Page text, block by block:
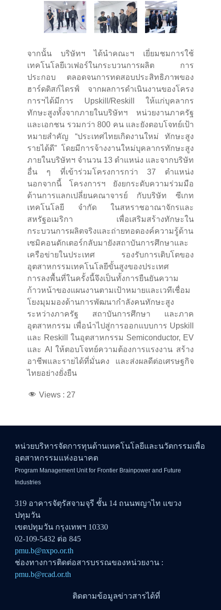
จากนั้น บริษัทฯ ได้นำคณะฯ เยี่ยมชมการใช้
เทคโนโลยีเวเฟอร์ในกระบวนการผลิต การ
ประกอบ ตลอดจนการทดสอบประสิทธิภาพของ
ฮาร์ดดิสก์ไดรฟ์ จากผลการดำเนินงานของโครง
การฯได้มีการ Upskill/Reskill ให้แก่บุคลากร
ทักษะสูงทั้งจากภายในบริษัทฯ หน่วยงานภาครัฐ
และเอกชน รวมกว่า 800 คน และยังตอบโจทย์เป้า
หมายสำคัญ “ประเทศไทยเกิดงานใหม่ ทักษะสูง
รายได้ดี” โดยมีการจ้างงานใหม่บุคลากรทักษะสูง
ภายในบริษัทฯ จำนวน 13 ตำแหน่ง และจากบริษัท
อื่น ๆ ที่เข้าร่วมโครงการกว่า 37 ตำแหน่ง
นอกจากนี้ โครงการฯ ยังยกระดับความร่วมมือ
ด้านการแลกเปลี่ยนคณาจารย์ กับบริษัท ซีเกท
เทคโนโลยี จำกัด ในสหราชอาณาจักรและ
สหรัฐอเมริกา เพื่อเสริมสร้างทักษะใน
กระบวนการผลิตจริงและถ่ายทอดองค์ความรู้ด้าน
เซมิคอนดักเตอร์กลับมายังสถาบันการศึกษาและ
เครือข่ายในประเทศ รองรับการเติบโตของ
อุตสาหกรรมเทคโนโลยีขั้นสูงของประเทศ
การลงพื้นที่ในครั้งนี้จึงเป็นทั้งการยืนยันความ
ก้าวหน้าของแผนงานตามเป้าหมายและเวทีเชื่อม
โยงมุมมองด้านการพัฒนากำลังคนทักษะสูง
ระหว่างภาครัฐ สถาบันการศึกษา และภาค
อุตสาหกรรม เพื่อนำไปสู่การออกแบบการ Upskill
และ Reskill ในอุตสาหกรรม Semiconductor, EV
และ AI ให้ตอบโจทย์ความต้องการแรงงาน สร้าง
อาชีพและรายได้ที่มั่นคง และส่งผลดีต่อเศรษฐกิจ
ไทยอย่างยั่งยืน
Views : 27
หน่วยบริหารจัดการทุนด้านเทคโนโลยีและนวัตกรรมเพื่อ
อุตสาหกรรมแห่งอนาคต
Program Management Unit for Frontier Brainpower and Future
Industries
319 อาคารจัตุรัสจามจุรี ชั้น 14 ถนนพญาไท แขวง
ปทุมวัน
เขตปทุมวัน กรุงเทพฯ 10330
02-109-5432 ต่อ 845
pmu.b@nxpo.or.th
ช่องทางการติดต่อสารบรรณของหน่วยงาน :
pmu.b@rcad.or.th
ติดตามข้อมูลข่าวสารได้ที่